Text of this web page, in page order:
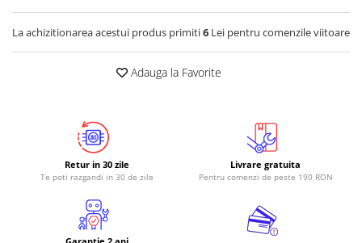
Multiplexor
Radio
Telecomenzi
Accesorii
La achizitionarea acestui produs primiti6 Lei pentru comenzile viitoare
Adauga la Favorite
Retur in 30 zile
Te poti razgandi in 30 de zile
Livrare gratuita
Pentru comenzi de peste 190 RON